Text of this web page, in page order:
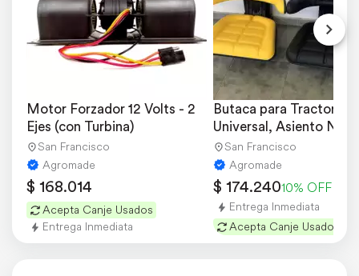
Motor Forzador 12 Volts - 2
Ejes (con Turbina)
San Francisco
Agromade
$ 168.014
Acepta Canje Usados
Entrega Inmediata
Butaca para Tractor
Universal, Asiento
San Francisco
Agromade
$ 174.24010% OFF
Entrega Inmediata
Acepta Canje Usados